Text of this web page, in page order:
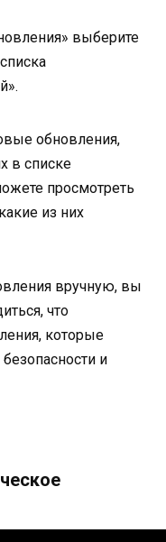
выберите
обновления,
в списке
просмотреть
из них
вручную, вы
что
которые
и